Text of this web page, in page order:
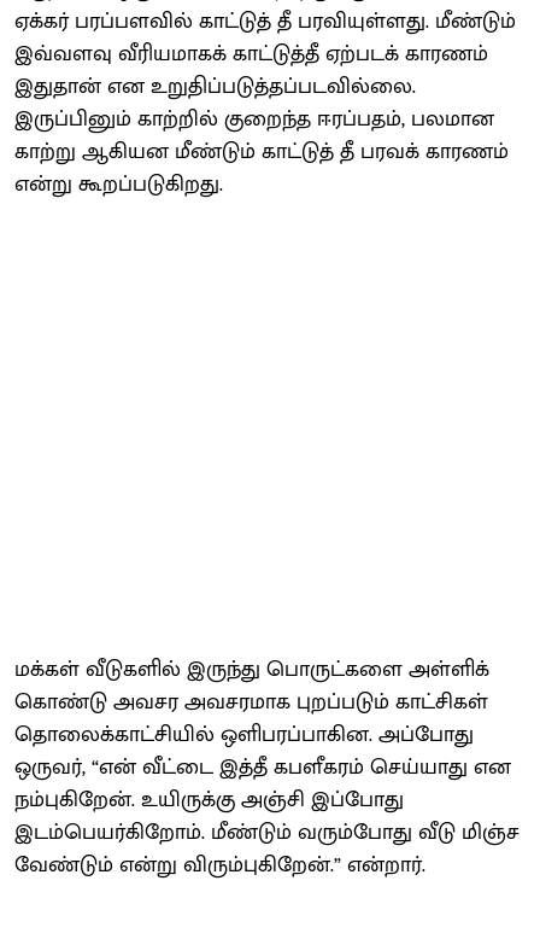
ஏக்கர் பரப்பளவில் காட்டுத் தீ பரவியுள்ளது. மீண்டும்
இவ்வளவு வீரியமாகக் காட்டுத்தீ ஏற்படக் காரணம்
இதுதான் என உறுதிப்படுத்தப்படவில்லை.
இருப்பினும் காற்றில் குறைந்த ஈரப்பதம், பலமான
காற்று ஆகியன மீண்டும் காட்டுத் தீ பரவக் காரணம்
என்று கூறப்படுகிறது.
மக்கள் வீடுகளில் இருந்து பொருட்களை அள்ளிக்
கொண்டு அவசர அவசரமாக புறப்படும் காட்சிகள்
தொலைக்காட்சியில் ஒளிபரப்பாகின. அப்போது
ஒருவர், “என் வீட்டை இத்தீ கபளீகரம் செய்யாது என
நம்புகிறேன். உயிருக்கு அஞ்சி இப்போது
இடம்பெயர்கிறோம். மீண்டும் வரும்போது வீடு மிஞ்ச
வேண்டும் என்று விரும்புகிறேன்.” என்றார்.